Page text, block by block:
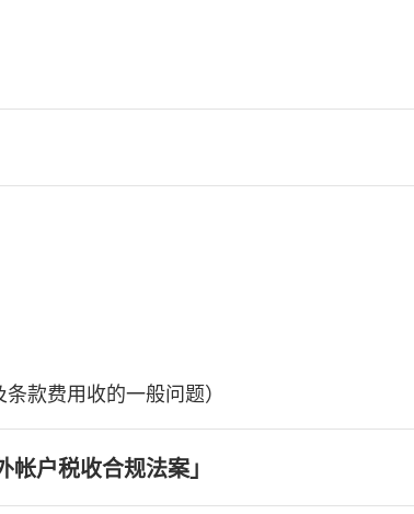
款费用收的一般问题）
帐户税收合规法案」